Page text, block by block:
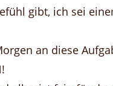
gibt, ich sei
an diese